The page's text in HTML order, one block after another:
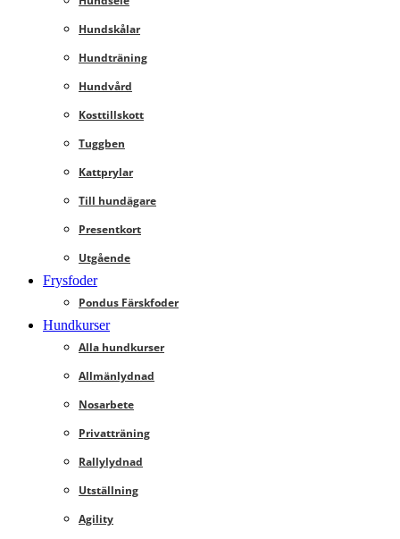
Hundskålar
Hundträning
Hundvård
Kosttillskott
Tuggben
Kattprylar
Till hundägare
Presentkort
Utgående
Frysfoder
Pondus Färskfoder
Hundkurser
Alla hundkurser
Allmänlydnad
Nosarbete
Privatträning
Rallylydnad
Utställning
Agility